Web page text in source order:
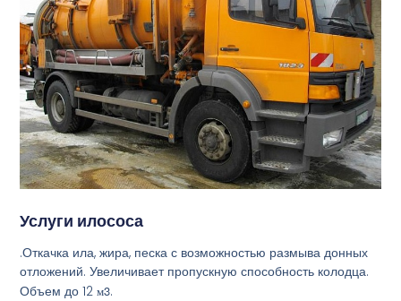
Услуги илососа
.Откачка ила, жира, песка с возможностью размыва донных
отложений. Увеличивает пропускную способность колодца.
Объем до 12м3.